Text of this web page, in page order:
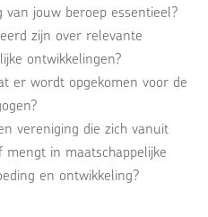
jouw beroep essentieel?
zijn over relevante
ontwikkelingen?
er wordt opgekomen voor de
vereniging die zich vanuit
mengt in maatschappelijke
en ontwikkeling?